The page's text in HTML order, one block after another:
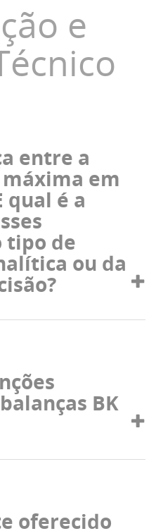
e
entre a
em
qual é a
tipo de
ou da
BK
oferecido